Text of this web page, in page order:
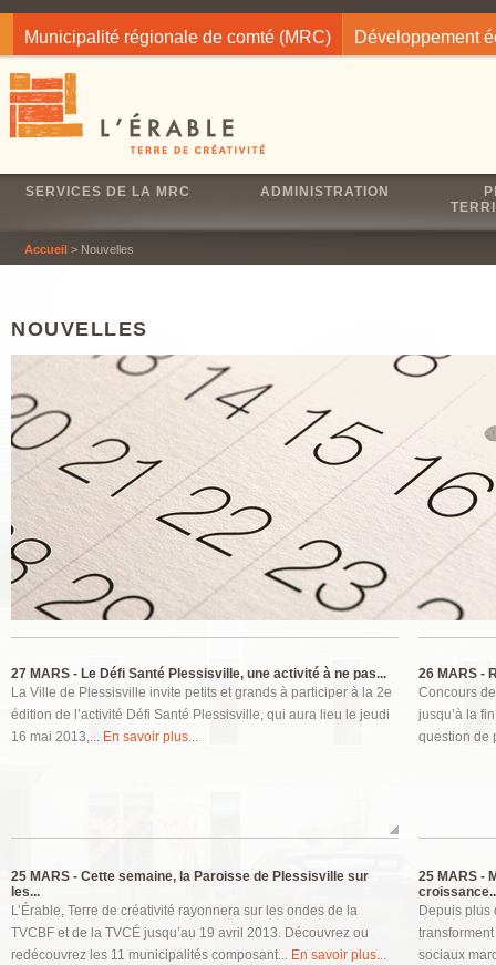
Municipalité régionale de comté (MRC) Développement
SERVICES DE LA MRC ADMINISTRATION
Accueil > Nouvelles
NOUVELLES
27 MARS - Le Défi Santé Plessisville, une activité à ne pas...
La Ville de Plessisville invite petits et grands à participer à la 2e
édition de l’activité Défi Santé Plessisville, qui aura lieu le jeudi
16 mai 2013,... En savoir plus...
26 MARS -
Concours
jusqu’à la
question de
25 MARS - Cette semaine, la Paroisse de Plessisville sur
les...
L’Érable, Terre de créativité rayonnera sur les ondes de la
TVCBF et de la TVCÉ jusqu’au 19 avril 2013. Découvrez ou
redécouvrez les 11 municipalités composant... En savoir plus...
25 MARS -
Depuis plus
sociaux
Pages